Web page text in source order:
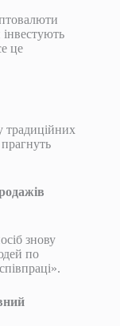
інвестують
це
традиційних
знову
по